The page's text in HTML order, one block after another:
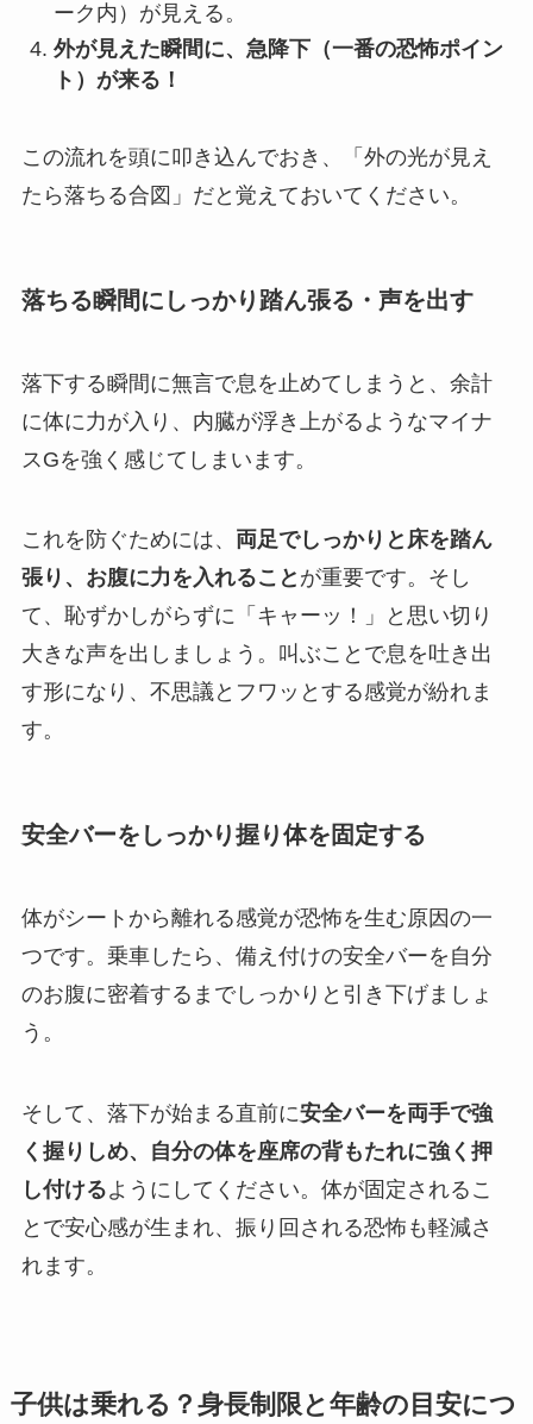
ーク内）が見える。
外が見えた瞬間に、急降下（一番の恐怖ポイン
ト）が来る！
この流れを頭に叩き込んでおき、「外の光が見え
たら落ちる合図」だと覚えておいてください。
落ちる瞬間にしっかり踏ん張る・声を出す
落下する瞬間に無言で息を止めてしまうと、余計
に体に力が入り、内臓が浮き上がるようなマイナ
スGを強く感じてしまいます。
これを防ぐためには、 両足でしっかりと床を踏ん
張り、お腹に力を入れること が重要です。そし
て、恥ずかしがらずに「キャーッ！」と思い切り
大きな声を出しましょう。叫ぶことで息を吐き出
す形になり、不思議とフワッとする感覚が紛れま
す。
安全バーをしっかり握り体を固定する
体がシートから離れる感覚が恐怖を生む原因の一
つです。乗車したら、備え付けの安全バーを自分
のお腹に密着するまでしっかりと引き下げましょ
う。
そして、落下が始まる直前に安全バーを両手で強
く握りしめ、自分の体を座席の背もたれに強く押
し付けるようにしてください。体が固定されるこ
とで安心感が生まれ、振り回される恐怖も軽減さ
れます。
子供は乗れる？身長制限と年齢の目安につ